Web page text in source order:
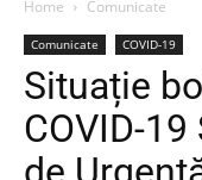
Home Comunicate
Comunicate COVID-19
Situație
COVID-